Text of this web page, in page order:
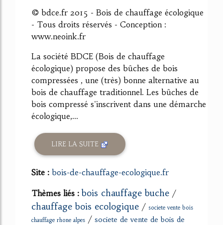
© bdce.fr 2015 - Bois de chauffage écologique
- Tous droits réservés - Conception :
www.neoink.fr
La société BDCE (Bois de chauffage
écologique) propose des bûches de bois
compressées , une (très) bonne alternative au
bois de chauffage traditionnel. Les bûches de
bois compressé s'inscrivent dans une démarche
écologique,...
LIRE LA SUITE
Site : bois-de-chauffage-ecologique.fr
Thèmes liés : bois chauffage buche /
chauffage bois ecologique / societe vente bois
chauffage rhone alpes / societe de vente de bois de